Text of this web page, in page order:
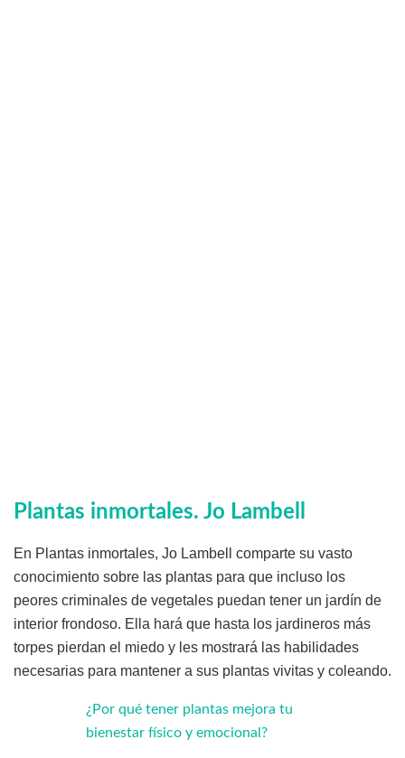
Plantas inmortales. Jo Lambell
En Plantas inmortales, Jo Lambell comparte su vasto
conocimiento sobre las plantas para que incluso los
peores criminales de vegetales puedan tener un jardín de
interior frondoso. Ella hará que hasta los jardineros más
torpes pierdan el miedo y les mostrará las habilidades
necesarias para mantener a sus plantas vivitas y coleando.
¿Por qué tener plantas mejora tu
bienestar físico y emocional?